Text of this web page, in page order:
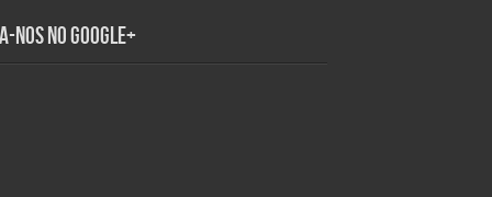
nos no Google+